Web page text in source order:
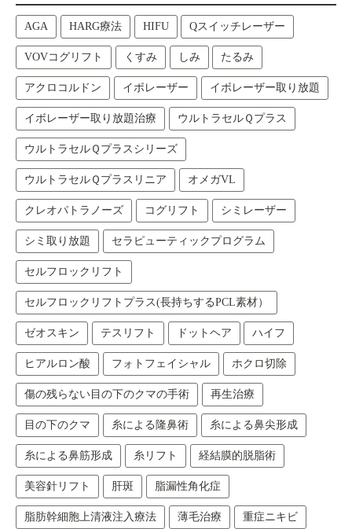
AGA HARG療法 HIFU Qスイッチレーザー
VOVコグリフト くすみ しみ たるみ
アクロコルドン イボレーザー イボレーザー取り放題
イボレーザー取り放題治療 ウルトラセルＱプラス
ウルトラセルＱプラスシリーズ
ウルトラセルＱプラスリニア オメガVL
クレオパトラノーズ コグリフト シミレーザー
シミ取り放題 セラピューティックプログラム
セルフロックリフト
セルフロックリフトプラス(長持ちするPCL素材）
ゼオスキン テスリフト ドットヘア ハイフ
ヒアルロン酸 フォトフェイシャル ホクロ切除
傷の残らない目の下のクマの手術 再生治療
目の下のクマ 糸による隆鼻術 糸による鼻尖形成
糸による鼻筋形成 糸リフト 経結膜的脱脂術
美容針リフト 肝斑 脂漏性角化症
脂肪幹細胞上清液注入療法 薄毛治療 重症ニキビ